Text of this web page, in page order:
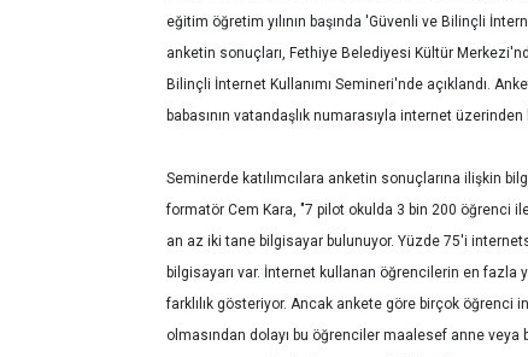
eğitim öğretim yılının başında 'Güvenli ve Bilinçli
anketin sonuçları, Fethiye Belediyesi Kültür
Bilinçli İnternet Kullanımı Semineri'nde açıklandı.
babasının vatandaşlık numarasıyla internet
Seminerde katılımcılara anketin sonuçlarına ilişkin
formatör Cem Kara, "7 pilot okulda 3 bin 200 öğrenci
an az iki tane bilgisayar bulunuyor. Yüzde 75'i
bilgisayarı var. İnternet kullanan öğrencilerin en fazla
farklılık gösteriyor. Ancak ankete göre birçok öğrenci
olmasından dolayı bu öğrenciler maalesef anne veya